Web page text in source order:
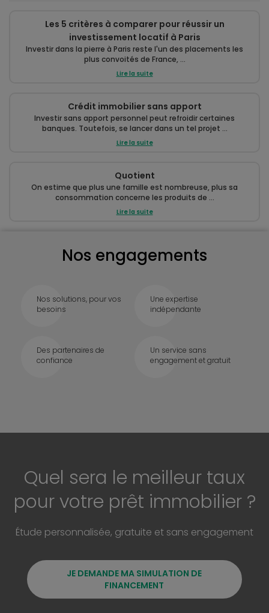
Les 5 critères à comparer pour réussir un
investissement locatif à Paris
Investir dans la pierre à Paris reste l'un des placements les
plus convoités de France, ...
Lire la suite
Crédit immobilier sans apport
Investir sans apport personnel peut refroidir certaines
banques. Toutefois, se lancer dans un tel projet ...
Lire la suite
Quotient
On estime que plus une famille est nombreuse, plus sa
consommation concerne les produits de ...
Lire la suite
Nos engagements
Nos solutions, pour vos
besoins
Une expertise
indépendante
Des partenaires de
confiance
Un service sans
engagement et gratuit
Quel sera le meilleur taux
pour votre prêt immobilier ?
Étude personnalisée, gratuite et sans engagement
JE DEMANDE MA SIMULATION DE
FINANCEMENT